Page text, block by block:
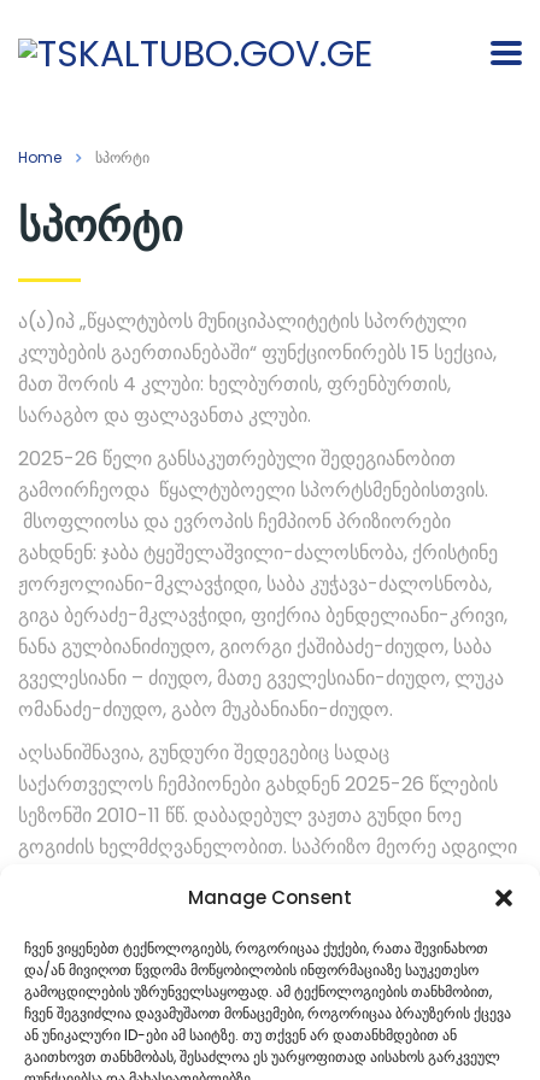
Manage Consent
ჩვენ ვიყენებთ ტექნოლოგიებს, როგორიცაა ქუქები, რათა შევინახოთ
და/ან მივიღოთ წვდომა მოწყობილობის ინფორმაციაზე საუკეთესო
გამოცდილების უზრუნველსაყოფად. ამ ტექნოლოგიების თანხმობით,
ჩვენ შეგვიძლია დავამუშაოთ მონაცემები, როგორიცაა ბრაუზერის ქცევა
ან უნიკალური ID-ები ამ საიტზე. თუ თქვენ არ დათანხმდებით ან
გაითხოვთ თანხმობას, შესაძლოა ეს უარყოფითად აისახოს გარკვეულ
Home სპორტი
სპორტი
ა(ა)იპ „წყალტუბოს მუნიციპალიტეტის სპორტული
კლუბების გაერთიანებაში“ ფუნქციონირებს 15 სექცია,
მათ შორის 4 კლუბი: ხელბურთის, ფრენბურთის,
სარაგბო და ფალავანთა კლუბი.
2025-26 წელი განსაკუთრებული შედეგიანობით
გამოირჩეოდა წყალტუბოელი სპორტსმენებისთვის.
მსოფლიოსა და ევროპის ჩემპიონ პრიზიორები
გახდნენ: ჯაბა ტყეშელაშვილი-ძალოსნობა, ქრისტინე
ჟორჟოლიანი-მკლავჭიდი, საბა კუჭავა-ძალოსნობა,
გიგა ბერაძე-მკლავჭიდი, ფიქრია ბენდელიანი-კრივი,
ნანა გულბიანიძიუდო, გიორგი ქაშიბაძე-ძიუდო, საბა
გველესიანი – ძიუდო, მათე გველესიანი-ძიუდო, ლუკა
ომანაძე-ძიუდო, გაბო მუკბანიანი-ძიუდო.
აღსანიშნავია, გუნდური შედეგებიც სადაც
საქართველოს ჩემპიონები გახდნენ 2025-26 წლების
სეზონში 2010-11 წწ. დაბადებულ ვაჟთა გუნდი ნოე
გოგიძის ხელმძღვანელობით. საპრიზო მეორე ადგილი
კაცთა გუნდმა დაიკავა მე-4 ადგილი 2025-26 წლების
სეზონში.
შედეგები 2025-26